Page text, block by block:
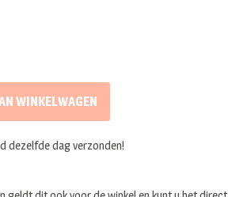
WINKELWAGEN
dezelfde dag verzonden!